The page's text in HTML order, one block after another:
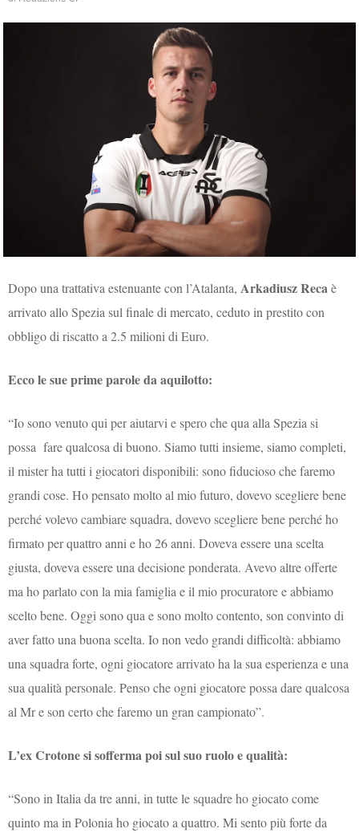
Dopo una trattativa estenuante con l’Atalanta, Arkadiusz Recaè
arrivato allo Spezia sul finale di mercato, ceduto in prestito con
obbligo di riscatto a 2.5 milioni di Euro.
Ecco le sue prime parole da aquilotto:
“Io sono venuto qui per aiutarvi e spero che qua alla Spezia si
possa fare qualcosa di buono. Siamo tutti insieme, siamo completi,
il mister ha tutti i giocatori disponibili: sono fiducioso che faremo
grandi cose. Ho pensato molto al mio futuro, dovevo scegliere bene
perché volevo cambiare squadra, dovevo scegliere bene perché ho
firmato per quattro anni e ho 26 anni. Doveva essere una scelta
giusta, doveva essere una decisione ponderata. Avevo altre offerte
ma ho parlato con la mia famiglia e il mio procuratore e abbiamo
scelto bene. Oggi sono qua e sono molto contento, son convinto di
aver fatto una buona scelta. Io non vedo grandi difficoltà: abbiamo
una squadra forte, ogni giocatore arrivato ha la sua esperienza e una
sua qualità personale. Penso che ogni giocatore possa dare qualcosa
al Mr e son certo che faremo un gran campionato”.
L’ex Crotone si sofferma poi sul suo ruolo e qualità:
“Sono in Italia da tre anni, in tutte le squadre ho giocato come
quinto ma in Polonia ho giocato a quattro. Mi sento più forte da